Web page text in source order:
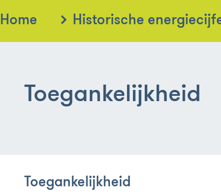
Home Historische
Toegankelijkheid
Toegankelijkheid